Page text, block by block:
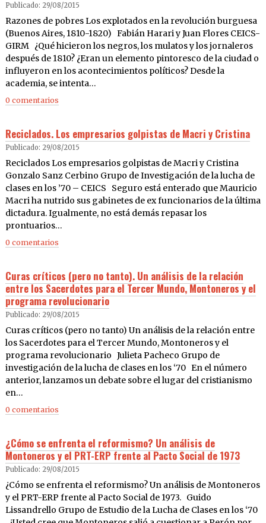
Publicado: 29/08/2015
Razones de pobres Los explotados en la revolución burguesa
(Buenos Aires, 1810-1820) Fabián Harari y Juan Flores CEICS-
GIRM ¿Qué hicieron los negros, los mulatos y los jornaleros
después de 1810? ¿Eran un elemento pintoresco de la ciudad o
influyeron en los acontecimientos políticos? Desde la
academia, se intenta…
0 comentarios
Reciclados. Los empresarios golpistas de Macri y Cristina
Publicado: 29/08/2015
Reciclados Los empresarios golpistas de Macri y Cristina
Gonzalo Sanz Cerbino Grupo de Investigación de la lucha de
clases en los ’70 – CEICS Seguro está enterado que Mauricio
Macri ha nutrido sus gabinetes de ex funcionarios de la última
dictadura. Igualmente, no está demás repasar los
prontuarios…
0 comentarios
Curas críticos (pero no tanto). Un análisis de la relación
entre los Sacerdotes para el Tercer Mundo, Montoneros y el
programa revolucionario
Publicado: 29/08/2015
Curas críticos (pero no tanto) Un análisis de la relación entre
los Sacerdotes para el Tercer Mundo, Montoneros y el
programa revolucionario Julieta Pacheco Grupo de
investigación de la lucha de clases en los ‘70 En el número
anterior, lanzamos un debate sobre el lugar del cristianismo
en…
0 comentarios
¿Cómo se enfrenta el reformismo? Un análisis de
Montoneros y el PRT-ERP frente al Pacto Social de 1973
Publicado: 29/08/2015
¿Cómo se enfrenta el reformismo? Un análisis de Montoneros
y el PRT-ERP frente al Pacto Social de 1973. Guido
Lissandrello Grupo de Estudio de la Lucha de Clases en los ‘70